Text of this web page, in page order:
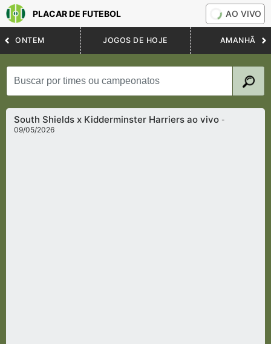
PLACAR DE FUTEBOL AO VIVO
ONTEM JOGOS DE HOJE AMANHÃ
South Shields x Kidderminster Harriers ao vivo-
09/05/2026